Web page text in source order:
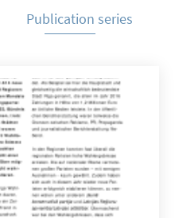
Publication series